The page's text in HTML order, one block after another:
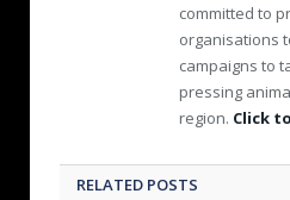
committed to
organisations
campaigns to
pressing
region. Click
RELATED POSTS